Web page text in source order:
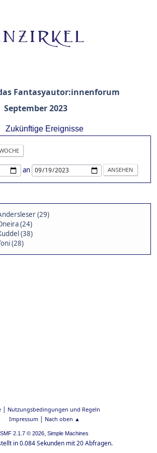
Fantasyautor:innenforum
September 2023
Zukünftige Ereignisse
an
(29)
(24)
(38)
(28)
| Nutzungsbedingungen und Regeln
Impressum| Nach oben ▲
SMF 2.1.7 © 2026, Simple Machines
in 0.084 Sekunden mit 20 Abfragen.